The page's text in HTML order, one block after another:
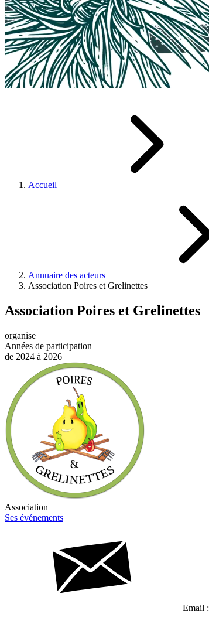
Accueil
Annuaire des acteurs
Association Poires et Grelinettes
Association Poires et Grelinettes
organise
Années de participation
de 2024 à 2026
Association
Ses événements
Email :